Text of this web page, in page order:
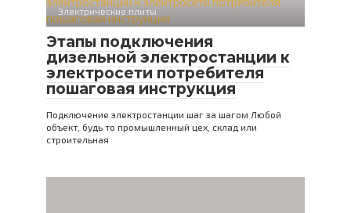
Электрические плиты
Этапы подключения
дизельной электростанции к
электросети потребителя
пошаговая инструкция
Подключение электростанции шаг за шагом Любой
объект, будь то промышленный цех, склад или
строительная